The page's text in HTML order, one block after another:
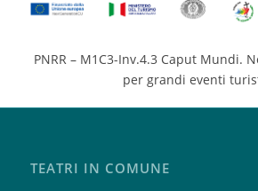
PNRR – M1C3-Inv.4.3 Caput Mundi.
per grandi eventi
TEATRI IN COMUNE